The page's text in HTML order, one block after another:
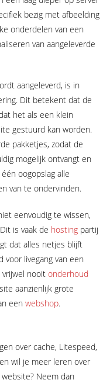
bezig met afbeelding
onderdelen van een
van aangeleverde
aangeleverd, is in
Dit betekent dat de
het als een klein
gestuurd kan worden.
pakketjes, zodat de
mogelijk ontvangt en
oogopslag alle
van te ondervinden.
eenvoudig te wissen,
is vaak de hosting partij
dat alles netjes blijft
voor livegang van een
vrijwel nooitonderhoud
aanzienlijk grote
eenwebshop.
over cache, Litespeed,
wil je meer leren over
Neem dan